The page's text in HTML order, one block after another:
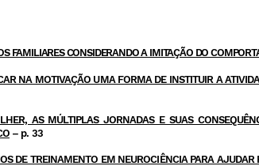
CONSIDERANDO A IMITAÇÃO DO
NA MOTIVAÇÃO UMA FORMA DE INSTITUIR A
AS MÚLTIPLAS JORNADAS E SUAS
– p. 33
DE TREINAMENTO EM NEUROCIÊNCIA PARA